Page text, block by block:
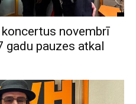
koncertus novembrī
gadu pauzes atkal